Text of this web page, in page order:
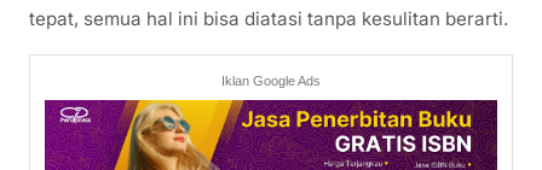
tepat, semua hal ini bisa diatasi tanpa kesulitan berarti.
Iklan Google Ads